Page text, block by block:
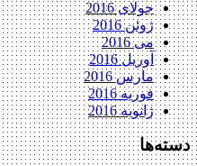
جولای 2016
ژوئن 2016
می 2016
آوریل 2016
مارس 2016
فوریه 2016
ژانویه 2016
دسته‌ها